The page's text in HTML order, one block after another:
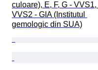
culoare), E, F, G - VVS1,
VVS2 - GIA (Institutul
gemologic din SUA)